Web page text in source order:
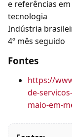
e referências
tecnologia
Indústria
4º mês seguido
Fontes
https://
de-
maio-em-